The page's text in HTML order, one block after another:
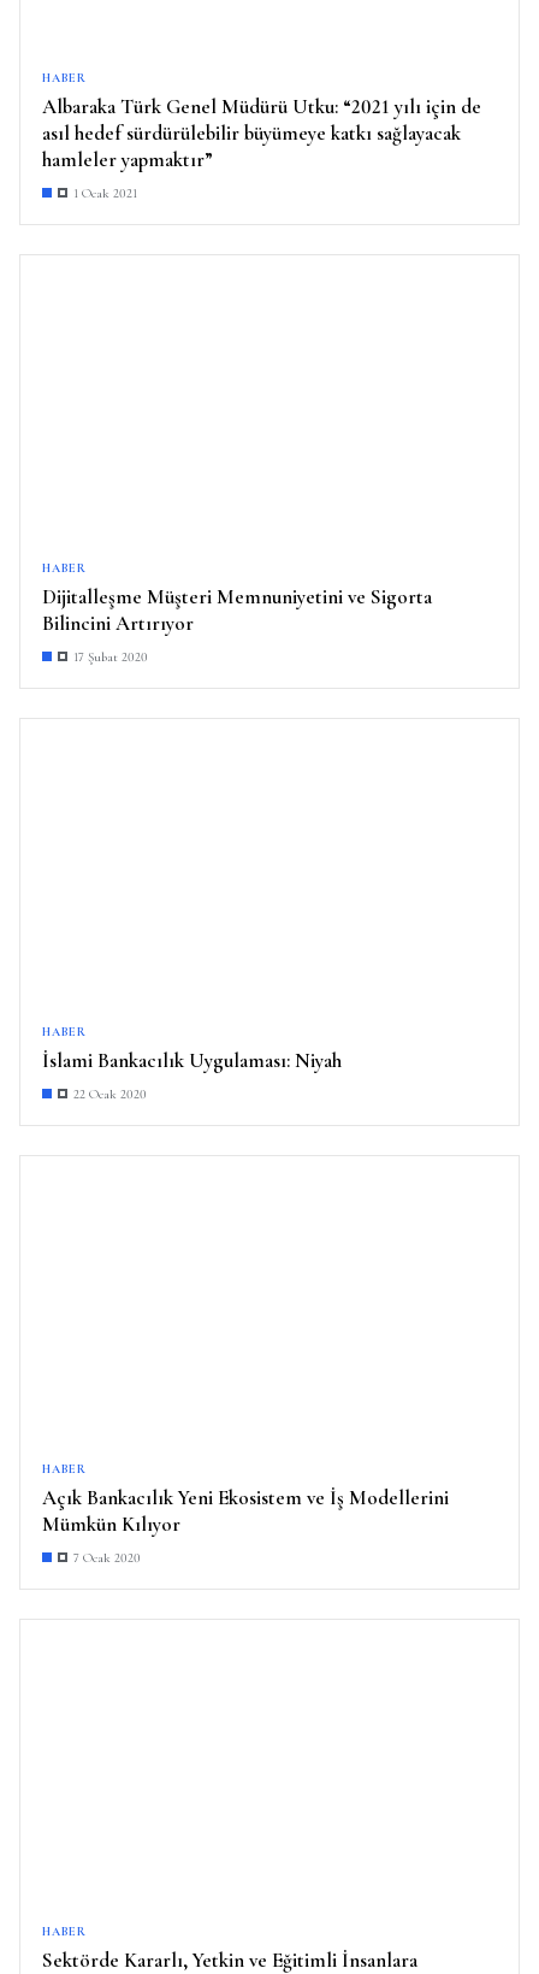
HABER
Albaraka Türk Genel Müdürü Utku: “2021 yılı için de
asıl hedef sürdürülebilir büyümeye katkı sağlayacak
hamleler yapmaktır”
1 Ocak 2021
HABER
Dijitalleşme Müşteri Memnuniyetini ve Sigorta
Bilincini Artırıyor
17 Şubat 2020
HABER
İslami Bankacılık Uygulaması: Niyah
22 Ocak 2020
HABER
Açık Bankacılık Yeni Ekosistem ve İş Modellerini
Mümkün Kılıyor
7 Ocak 2020
HABER
Sektörde Kararlı, Yetkin ve Eğitimli İnsanlara